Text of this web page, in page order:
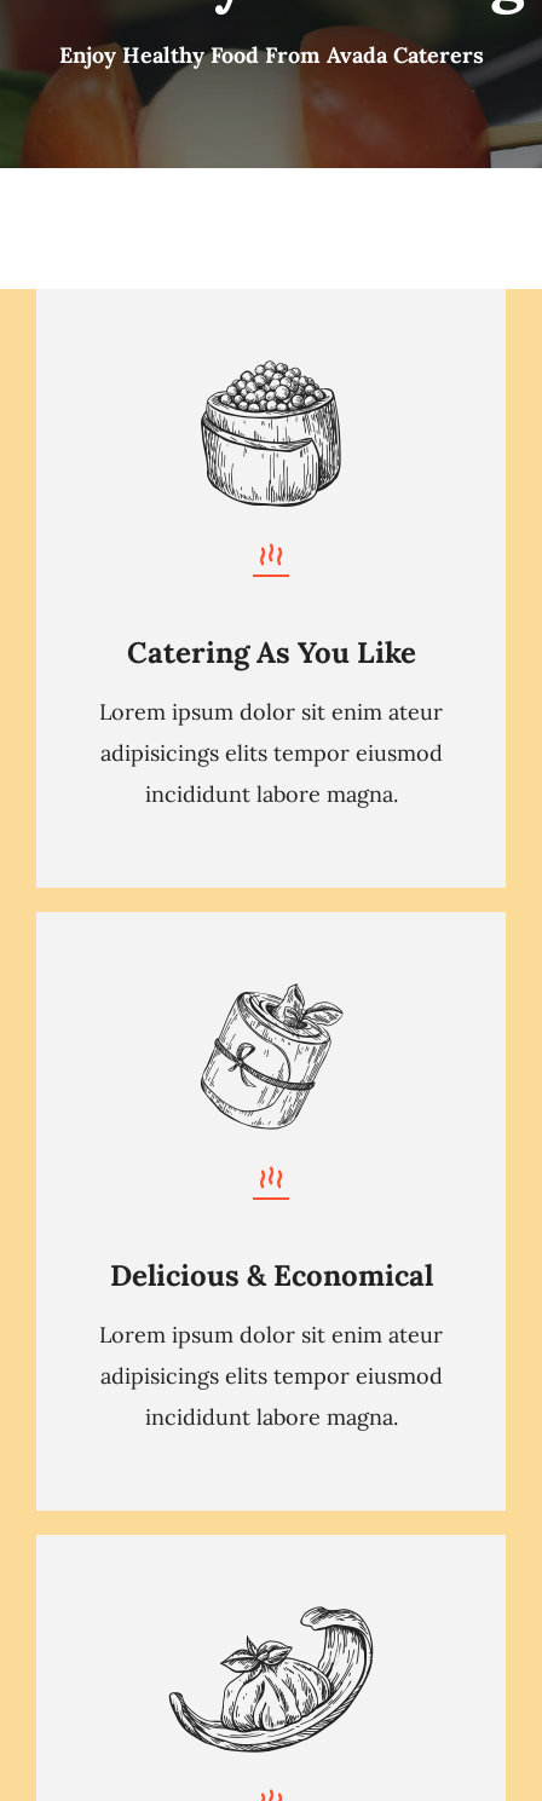
Házak
Enjoy Healthy Food From Avada Caterers
Catering As You Like
Lorem ipsum dolor sit enim ateur
adipisicings elits tempor eiusmod
incididunt labore magna.
Delicious & Economical
Lorem ipsum dolor sit enim ateur
adipisicings elits tempor eiusmod
incididunt labore magna.